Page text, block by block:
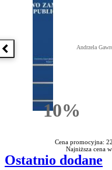
Poprzednia książka
10%Rabatu
Andrzela
Cena promocyjna:
Najniższa cena
Ostatnio dodane